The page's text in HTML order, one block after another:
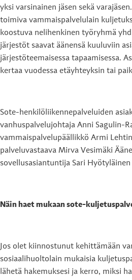
yksi varsinainen jäsen sekä
toimiva vammaispalvelulain
koostuva nelihenkinen työryhmä
järjestöt saavat äänensä kuuluviin
järjestöteemaisessa tapaamisessa.
kertaa vuodessa etäyhteyksin tai
Sote-henkilöliikennepalveluiden
vanhuspalvelujohtaja Anni Sagulin-
vammaispalvelupäällikkö Armi
palveluvastaava Mirva Vesimäki
sovellusasiantuntija Sari Hyötyläinen
Näin haet mukaan sote-
Jos olet kiinnostunut kehittämään
sosiaalihuoltolain mukaisia
lähetä hakemuksesi ja kerro, miksi